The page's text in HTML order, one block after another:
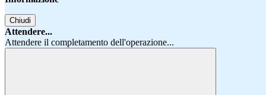
Chiudi
Attendere...
Attendere il completamento dell'operazione...